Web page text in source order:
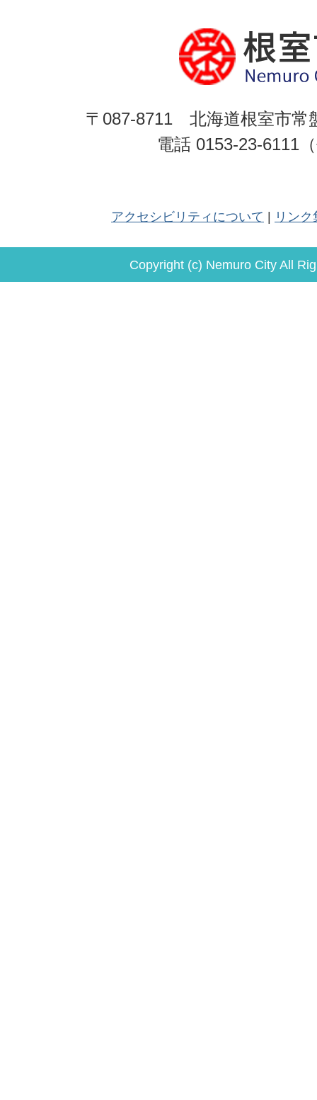
〒087-8711 北海道根室市常
電話 0153-23-6111
アクセシビリティについて リンク
Copyright (c) Nemuro City All